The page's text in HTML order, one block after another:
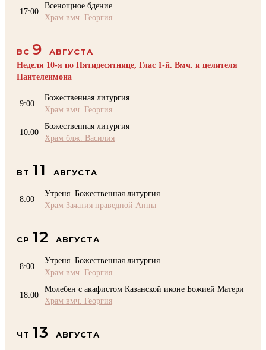
17:00
Всенощное бдение
Храм вмч. Георгия
ВС 9
АВГУСТА
Неделя 10-я по Пятидесятнице, Глас 1-й. Вмч. и целителя
Пантелеимона
9:00
Божественная литургия
Храм вмч. Георгия
10:00
Божественная литургия
Храм блж. Василия
ВТ 11 АВГУСТА
8:00
Утреня. Божественная литургия
Храм Зачатия праведной Анны
СР 12 АВГУСТА
8:00
Утреня. Божественная литургия
Храм вмч. Георгия
18:00
Молебен с акафистом Казанской иконе Божией Матери
Храм вмч. Георгия
ЧТ 13 АВГУСТА